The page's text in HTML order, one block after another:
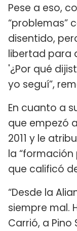
Pese a eso,
“problemas”
disentido,
libertad para
'¿Por qué
yo seguí”,
En cuanto a
que empezó
2011 y le
la “formación
que calificó
“Desde la
siempre mal.
Carrió, a